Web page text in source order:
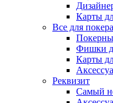
Карты
Все для покера
Фишки
Карты
Реквизит
Самый